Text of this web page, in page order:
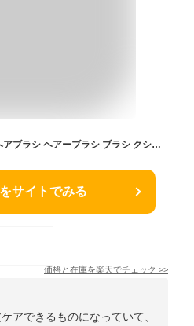
【公式│ポイント2倍】EMS ヘアブラシ ヘアーブラシ ブラシ クシ 髪 サラサラ 電気ブラシ マイクロカレント リフトケア リフトアップ マイナスイオン ヘアケア 頭皮 マッサージ 髪の毛 くせ毛 誕生日 誕生日プレゼント 母 女性 彼女 妻 女友達 実用的 プレゼント 父の日
サイトでみる
価格と在庫を楽天でチェック >>
アできるものになっていて、